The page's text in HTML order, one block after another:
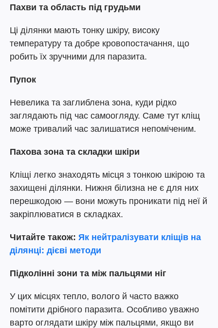
Пахви та область під грудьми
Ці ділянки мають тонку шкіру, високу
температуру та добре кровопостачання, що
робить їх зручними для паразита.
Пупок
Невелика та заглиблена зона, куди рідко
заглядають під час самоогляду. Саме тут кліщ
може тривалий час залишатися непоміченим.
Пахова зона та складки шкіри
Кліщі легко знаходять місця з тонкою шкірою та
захищені ділянки. Нижня білизна не є для них
перешкодою — вони можуть проникати під неї й
закріплюватися в складках.
Читайте також: Як нейтралізувати кліщів на
ділянці: дієві методи
Підколінні зони та між пальцями ніг
У цих місцях тепло, волого й часто важко
помітити дрібного паразита. Особливо уважно
варто оглядати шкіру між пальцями, якщо ви